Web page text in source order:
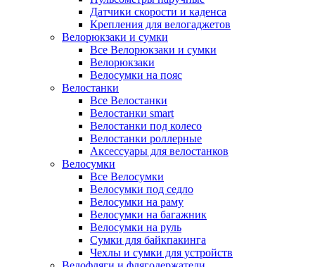
Датчики скорости и каденса
Крепления для велогаджетов
Велорюкзаки и сумки
Все Велорюкзаки и сумки
Велорюкзаки
Велосумки на пояс
Велостанки
Все Велостанки
Велостанки smart
Велостанки под колесо
Велостанки роллерные
Аксессуары для велостанков
Велосумки
Все Велосумки
Велосумки под седло
Велосумки на раму
Велосумки на багажник
Велосумки на руль
Сумки для байкпакинга
Чехлы и сумки для устройств